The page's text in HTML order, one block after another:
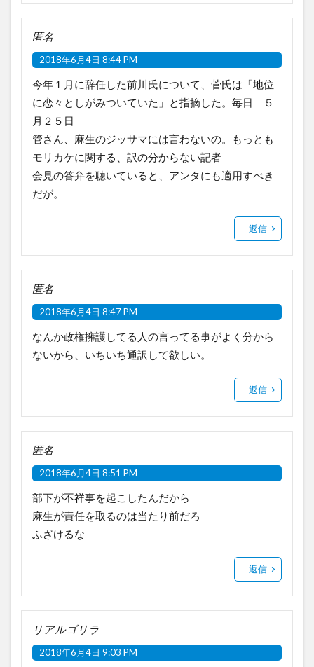
匿名
2018年6月4日 8:44 PM
今年１月に辞任した前川氏について、菅氏は「地位
に恋々としがみついていた」と指摘した。毎日 ５
月２５日
管さん、麻生のジッサマには言わないの。もっとも
モリカケに関する、訳の分からない記者
会見の答弁を聴いていると、アンタにも適用すべき
だが。
返信
匿名
2018年6月4日 8:47 PM
なんか政権擁護してる人の言ってる事がよく分から
ないから、いちいち通訳して欲しい。
返信
匿名
2018年6月4日 8:51 PM
部下が不祥事を起こしたんだから
麻生が責任を取るのは当たり前だろ
ふざけるな
返信
リアルゴリラ
2018年6月4日 9:03 PM